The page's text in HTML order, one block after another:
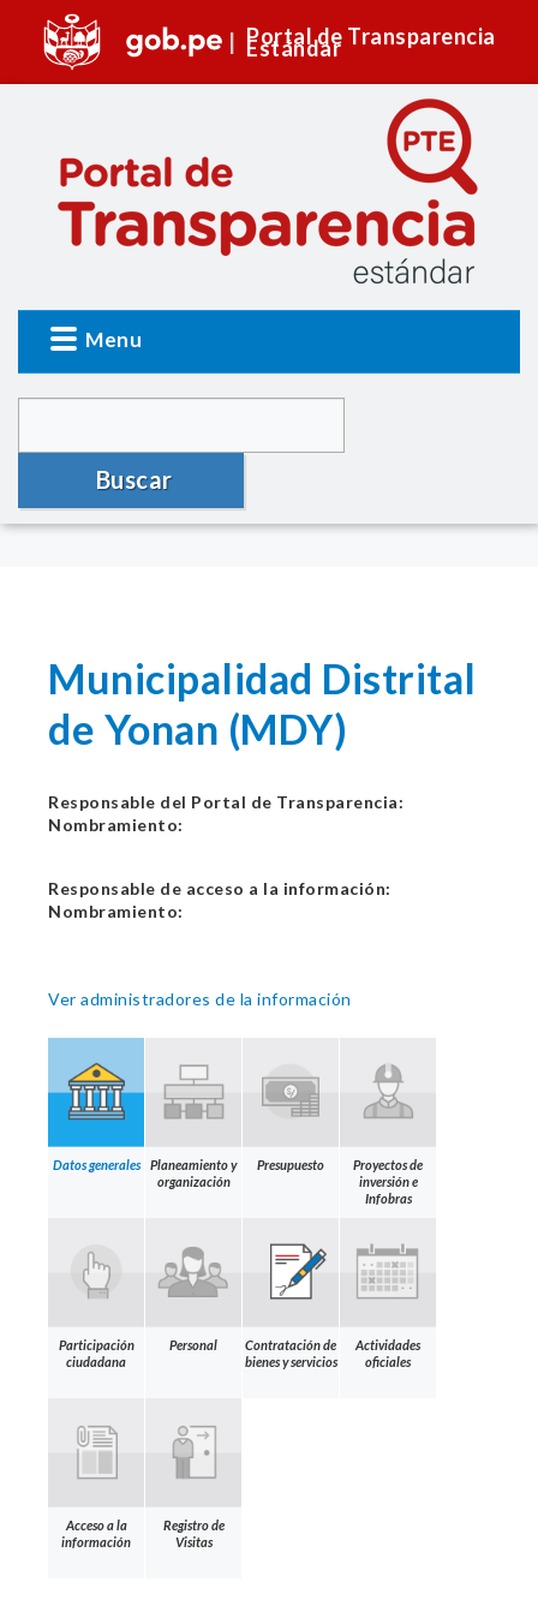
Portal de Transparencia
Estándar
Menu
Buscar
Municipalidad Distrital
de Yonan (MDY)
Responsable del Portal de Transparencia:
Nombramiento:
Responsable de acceso a la información:
Nombramiento:
Ver administradores de la información
Datos generales
Planeamiento y
organización
Presupuesto
Proyectos de
inversión e
Infobras
Participación
ciudadana
Personal
Contratación de
bienes y servicios
Actividades
oficiales
Acceso a la
información
Registro de
Visitas